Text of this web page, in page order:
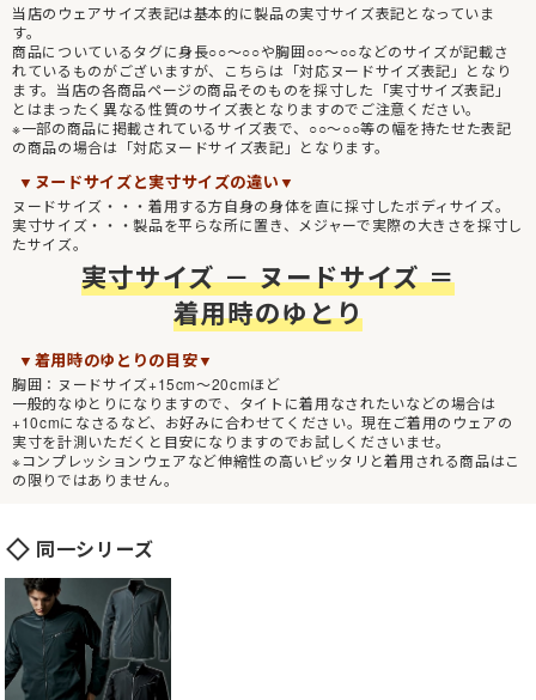
当店のウェアサイズ表記は基本的に製品の実寸サイズ表記となっていま
す。
商品についているタグに身長○○～○○や胸囲○○～○○などのサイズが記載さ
れているものがございますが、こちらは「対応ヌードサイズ表記」となり
ます。当店の各商品ページの商品そのものを採寸した「実寸サイズ表記」
とはまったく異なる性質のサイズ表となりますのでご注意ください。
※一部の商品に掲載されているサイズ表で、○○～○○等の幅を持たせた表記
の商品の場合は「対応ヌードサイズ表記」となります。
▼ヌードサイズと実寸サイズの違い▼
ヌードサイズ・・・着用する方自身の身体を直に採寸したボディサイズ。
実寸サイズ・・・製品を平らな所に置き、メジャーで実際の大きさを採寸し
たサイズ。
実寸サイズ － ヌードサイズ ＝
着用時のゆとり
▼着用時のゆとりの目安▼
胸囲：ヌードサイズ+15cm～20cmほど
一般的なゆとりになりますので、タイトに着用なされたいなどの場合は
+10cmになさるなど、お好みに合わせてください。現在ご着用のウェアの
実寸を計測いただくと目安になりますのでお試しくださいませ。
※コンプレッションウェアなど伸縮性の高いピッタリと着用される商品はこ
の限りではありません。
同一シリーズ